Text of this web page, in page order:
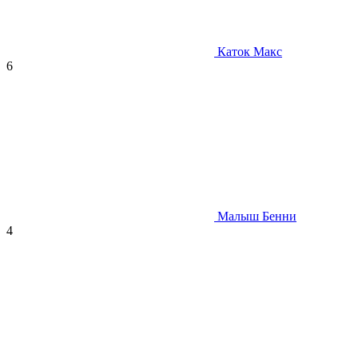
Каток Макс
6
Малыш Бенни
4